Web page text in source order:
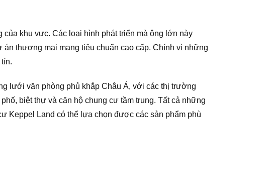
khu vực. Các loại hình phát triển mà ông lớn này
thương mại mang tiêu chuẩn cao cấp. Chính vì những
lưới văn phòng phủ khắp Châu Á, với các thị trường
biệt thự và căn hộ chung cư tầm trung. Tất cả những
Keppel Land có thể lựa chọn được các sản phẩm phù